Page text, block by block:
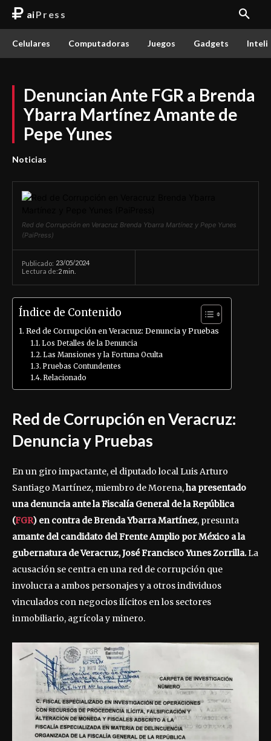
aiPress
Celulares Computadoras Juegos Gadgets
Denuncian Ante FGR a Brenda
Ybarra Martínez Amante de
Pepe Yunes
Noticias
Red de Corrupción en Veracruz Brenda Ybarra Martínez y Pepe Yunes
(PaiPress)
Publicado: 23/05/2024
Lectura de:2 min.
Índice de Contenido
Red de Corrupción en Veracruz: Denuncia y Pruebas
Los Detalles de la Denuncia
Las Mansiones y la Fortuna Oculta
Pruebas Contundentes
Relacionado
Red de Corrupción en Veracruz:
Denuncia y Pruebas
En un giro impactante, el diputado local Luis Arturo
Santiago Martínez, miembro de Morena,ha presentado
una denuncia ante la Fiscalía General de la República
(FGR) en contra de Brenda Ybarra Martínez, presunta
amante del candidato del Frente Amplio por México a la
gubernatura de Veracruz, José Francisco Yunes Zorrilla.La
acusación se centra en una red de corrupción que
involucra a ambos personajes y a otros individuos
vinculados con negocios ilícitos en los sectores
inmobiliario, agrícola y minero.